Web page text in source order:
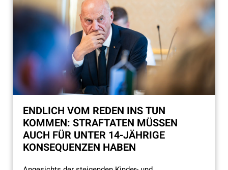
ENDLICH VOM REDEN INS TUN
KOMMEN: STRAFTATEN MÜSSEN
AUCH FÜR UNTER 14-JÄHRIGE
KONSEQUENZEN HABEN